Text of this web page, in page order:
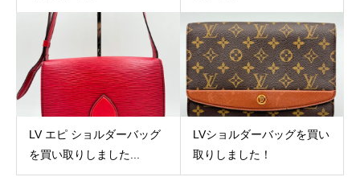
LV エピ ショルダーバッグ
を買い取りしました...
LVショルダーバッグを買い
取りしました！